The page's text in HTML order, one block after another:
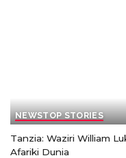
NEWSTOP STORIES
Tanzia: Waziri William
Afariki Dunia